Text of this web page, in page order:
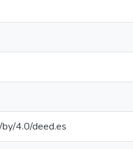
4.0/deed.es